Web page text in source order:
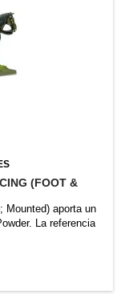
(FOOT &
Mounted) aporta un
La referencia
de coordinación
de mando,
temáticas.